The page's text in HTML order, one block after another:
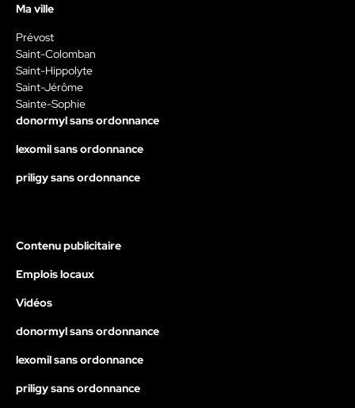
Ma ville
Prévost
Saint-Colomban
Saint-Hippolyte
Saint-Jérôme
Sainte-Sophie
donormyl sans ordonnance
lexomil sans ordonnance
priligy sans ordonnance
Contenu publicitaire
Emplois locaux
Vidéos
donormyl sans ordonnance
lexomil sans ordonnance
priligy sans ordonnance